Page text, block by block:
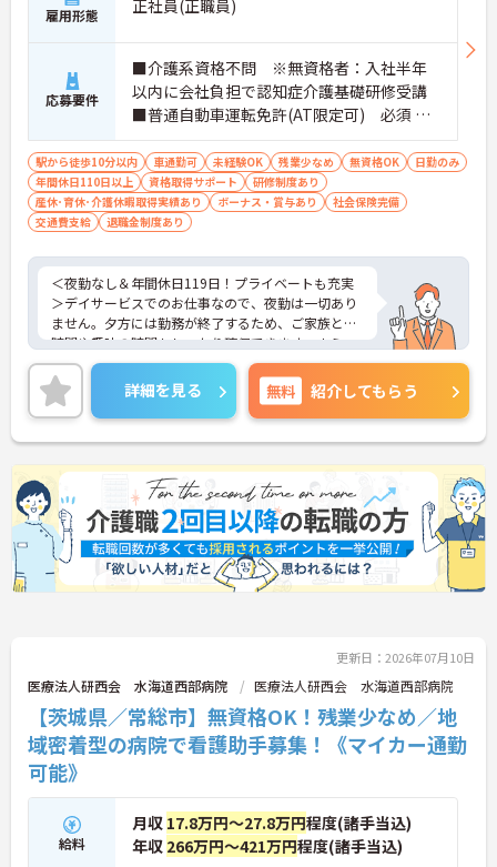
雇用形態 正社員(正職員)
応募要件
■介護系資格不問 ※無資格者：入社半年
以内に会社負担で認知症介護基礎研修受講
■普通自動車運転免許(AT限定可) 必須 ■
経験：不問 ※介護職員初任者研修(旧ヘルパ
ー2級)以上 歓迎
駅から徒歩10分以内 車通勤可 未経験OK 残業少なめ 無資格OK
日勤のみ
年間休日110日以上
資格取得サポート
研修制度あり
産休･育休･介護休暇取得実績あり
ボーナス・賞与あり
社会保険完備
交通費支給
退職金制度あり
＜夜勤なし＆年間休日119日！プライベートも充実
＞デイサービスでのお仕事なので、夜勤は一切あり
ません。夕方には勤務が終了するため、ご家族との
時間や趣味の時間もしっかり確保できます。さら
に、月9日のお休みに加えて「リフレッシュ休暇」
が毎月1日付与され、年間休日はたっぷり119日。無
理なく働き続けられるリズムが整っており、仕事と
プライベートのメリハリをつけて働きたい方にぴっ
たりです。
＜未経験からプロへ！充実の研修とキャリアパス ＞
介護の経験がない方やブランクがある方も大歓迎で
す。資格取得支援制度や自己啓発支援制度が整って
おり、働きながらスキルアップを目指せます。ま
た、全国展開する同社ならではの多彩なキャリアパ
スがあり、管理職や専門職への挑戦、異なるサービ
スへのキャリアチェンジも可能です。一人ひとりの
詳細を見る 無料 紹介してもらう
更新日：2026年07月10日
医療法人研西会 水海道西部病院 医療法人研西会 水海道西部病院
【茨城県／常総市】無資格OK！残業少なめ／地
域密着型の病院で看護助手募集！《マイカー通勤
可能》
給料
月収 17.8万円～27.8万円程度(諸手当込)
年収 266万円～421万円程度(諸手当込)